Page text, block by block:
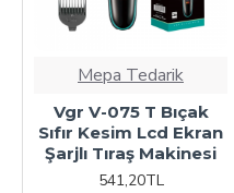
Mepa Tedarik
Vgr V-075 T Bıçak
Sıfır Kesim Lcd Ekran
Şarjlı Tıraş Makinesi
541,20TL